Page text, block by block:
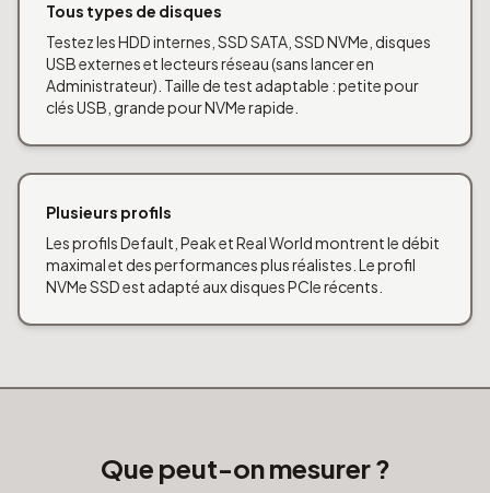
Tous types de disques
Testez les HDD internes, SSD SATA, SSD NVMe, disques
USB externes et lecteurs réseau (sans lancer en
Administrateur). Taille de test adaptable : petite pour
clés USB, grande pour NVMe rapide.
Plusieurs profils
Les profils Default, Peak et Real World montrent le débit
maximal et des performances plus réalistes. Le profil
NVMe SSD est adapté aux disques PCIe récents.
Que peut-on mesurer ?